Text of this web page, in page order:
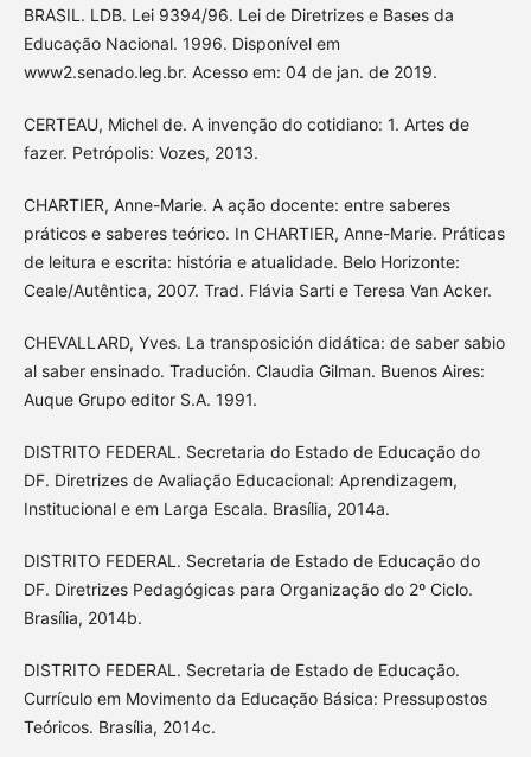
BRASIL. LDB. Lei 9394/96. Lei de Diretrizes e Bases da
Educação Nacional. 1996. Disponível em
www2.senado.leg.br. Acesso em: 04 de jan. de 2019.
CERTEAU, Michel de. A invenção do cotidiano: 1. Artes de
fazer. Petrópolis: Vozes, 2013.
CHARTIER, Anne-Marie. A ação docente: entre saberes
práticos e saberes teórico. In CHARTIER, Anne-Marie. Práticas
de leitura e escrita: história e atualidade. Belo Horizonte:
Ceale/Autêntica, 2007. Trad. Flávia Sarti e Teresa Van Acker.
CHEVALLARD, Yves. La transposición didática: de saber sabio
al saber ensinado. Tradución. Claudia Gilman. Buenos Aires:
Auque Grupo editor S.A. 1991.
DISTRITO FEDERAL. Secretaria do Estado de Educação do
DF. Diretrizes de Avaliação Educacional: Aprendizagem,
Institucional e em Larga Escala. Brasília, 2014a.
DISTRITO FEDERAL. Secretaria de Estado de Educação do
DF. Diretrizes Pedagógicas para Organização do 2º Ciclo.
Brasília, 2014b.
DISTRITO FEDERAL. Secretaria de Estado de Educação.
Currículo em Movimento da Educação Básica: Pressupostos
Teóricos. Brasília, 2014c.